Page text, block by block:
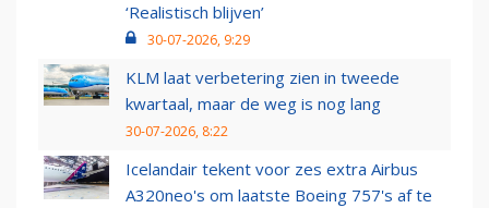
‘Realistisch blijven’
30-07-2026, 9:29
KLM laat verbetering zien in tweede
kwartaal, maar de weg is nog lang
30-07-2026, 8:22
Icelandair tekent voor zes extra Airbus
A320neo's om laatste Boeing 757's af te